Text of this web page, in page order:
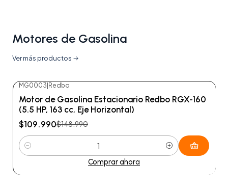
Motores de Gasolina
Ver más productos
MG0003 Redbo
Motor de Gasolina Estacionario Redbo RGX-160
(5.5 HP, 163 cc, Eje Horizontal)
$109.990$148.990
Cantidad
Comprar ahora